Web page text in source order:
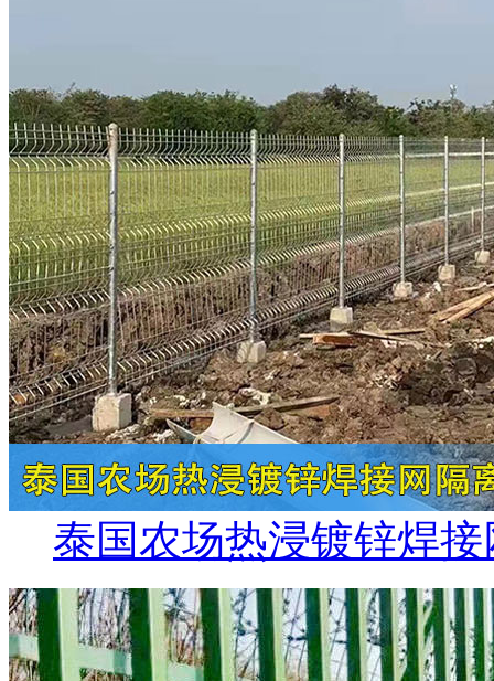
泰国农场热浸镀锌焊